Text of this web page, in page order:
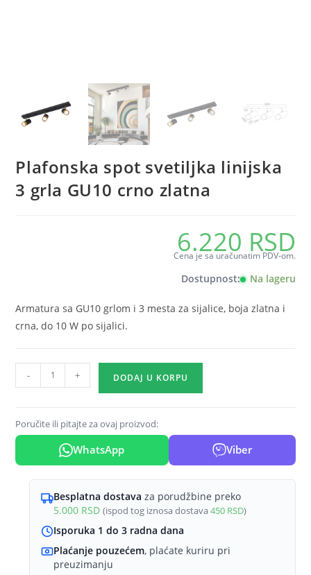
Plafonska spot svetiljka linijska
3 grla GU10 crno zlatna
6.220 RSD
Cena je sa uračunatim PDV-om.
Dostupnost: Na lageru
Armatura sa GU10 grlom i 3 mesta za sijalice, boja zlatna i
crna, do 10 W po sijalici.
Plafonska
spot
linijska
3
grla
količina
- + DODAJ U KORPU
Poručite ili pitajte za ovaj proizvod:
WhatsApp Viber
Besplatna dostava za porudžbine preko
5.000 RSD (ispod tog iznosa dostava450 RSD)
Isporuka 1 do 3 radna dana
Plaćanje pouzećem, plaćate kuriru pri
preuzimanju